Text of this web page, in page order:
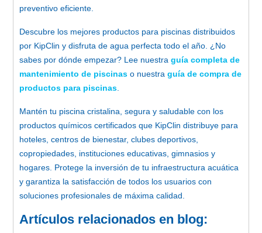
preventivo eficiente.
Descubre los mejores productos para piscinas distribuidos
por KipClin y disfruta de agua perfecta todo el año. ¿No
sabes por dónde empezar? Lee nuestra guía completa de
mantenimiento de piscinas o nuestra guía de compra de
productos para piscinas
Mantén tu piscina cristalina, segura y saludable con los
productos químicos certificados que KipClin distribuye para
hoteles, centros de bienestar, clubes deportivos,
copropiedades, instituciones educativas, gimnasios y
hogares. Protege la inversión de tu infraestructura acuática
y garantiza la satisfacción de todos los usuarios con
soluciones profesionales de máxima calidad.
Artículos relacionados en blog: